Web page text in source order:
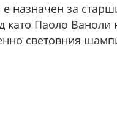
назначен за
като Паоло Ваноли
световния